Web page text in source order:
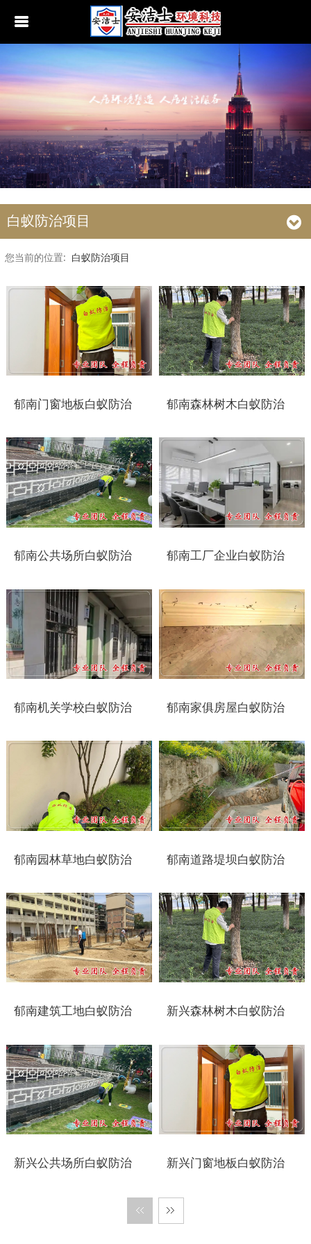
行业动态
南京白蚁防治
无锡白蚁防治
江阴白蚁防治
宜兴白蚁防治
苏州白蚁防治
昆山白蚁防治
太仓白蚁防治
常州白蚁防治
溧阳白蚁防治
如东白蚁防治
启东白蚁防治
如皋白蚁防治
海安白蚁防治
泰州白蚁防治
兴化白蚁防治
靖江白蚁防治
泰兴白蚁防治
扬州白蚁防治
宝应白蚁防治
高邮白蚁防治
丹阳白蚁防治
扬中白蚁防治
句容白蚁防治
盐城白蚁防治
阜宁白蚁防治
射阳白蚁防治
建湖白蚁防治
白蚁防治项目
您当前的位置: 白蚁防治项目
郁南门窗地板白蚁防治 郁南森林树木白蚁防治
郁南公共场所白蚁防治 郁南工厂企业白蚁防治
郁南机关学校白蚁防治 郁南家俱房屋白蚁防治
郁南园林草地白蚁防治 郁南道路堤坝白蚁防治
郁南建筑工地白蚁防治 新兴森林树木白蚁防治
新兴公共场所白蚁防治 新兴门窗地板白蚁防治